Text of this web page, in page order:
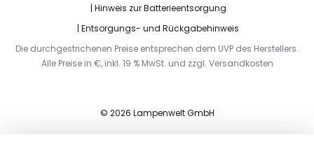
Hinweis zur Batterieentsorgung
Entsorgungs- und Rückgabehinweis
Die durchgestrichenen Preise entsprechen dem UVP des Herstellers.
Alle Preise in €, inkl. 19 % MwSt. und zzgl. Versandkosten
© 2026 Lampenwelt GmbH